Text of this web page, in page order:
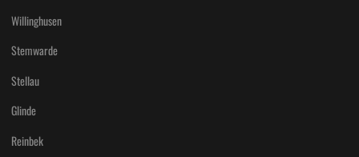
Willinghusen
Stemwarde
Stellau
Glinde
Reinbek